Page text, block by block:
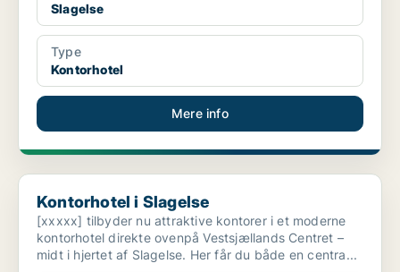
Slagelse
Type
Kontorhotel
Mere info
Kontorhotel i Slagelse
Kontorhotel i Slagelse
[xxxxx] tilbyder nu attraktive kontorer i et moderne
kontorhotel direkte ovenpå Vestsjællands Centret –
midt i hjertet af Slagelse. Her får du både en centra...